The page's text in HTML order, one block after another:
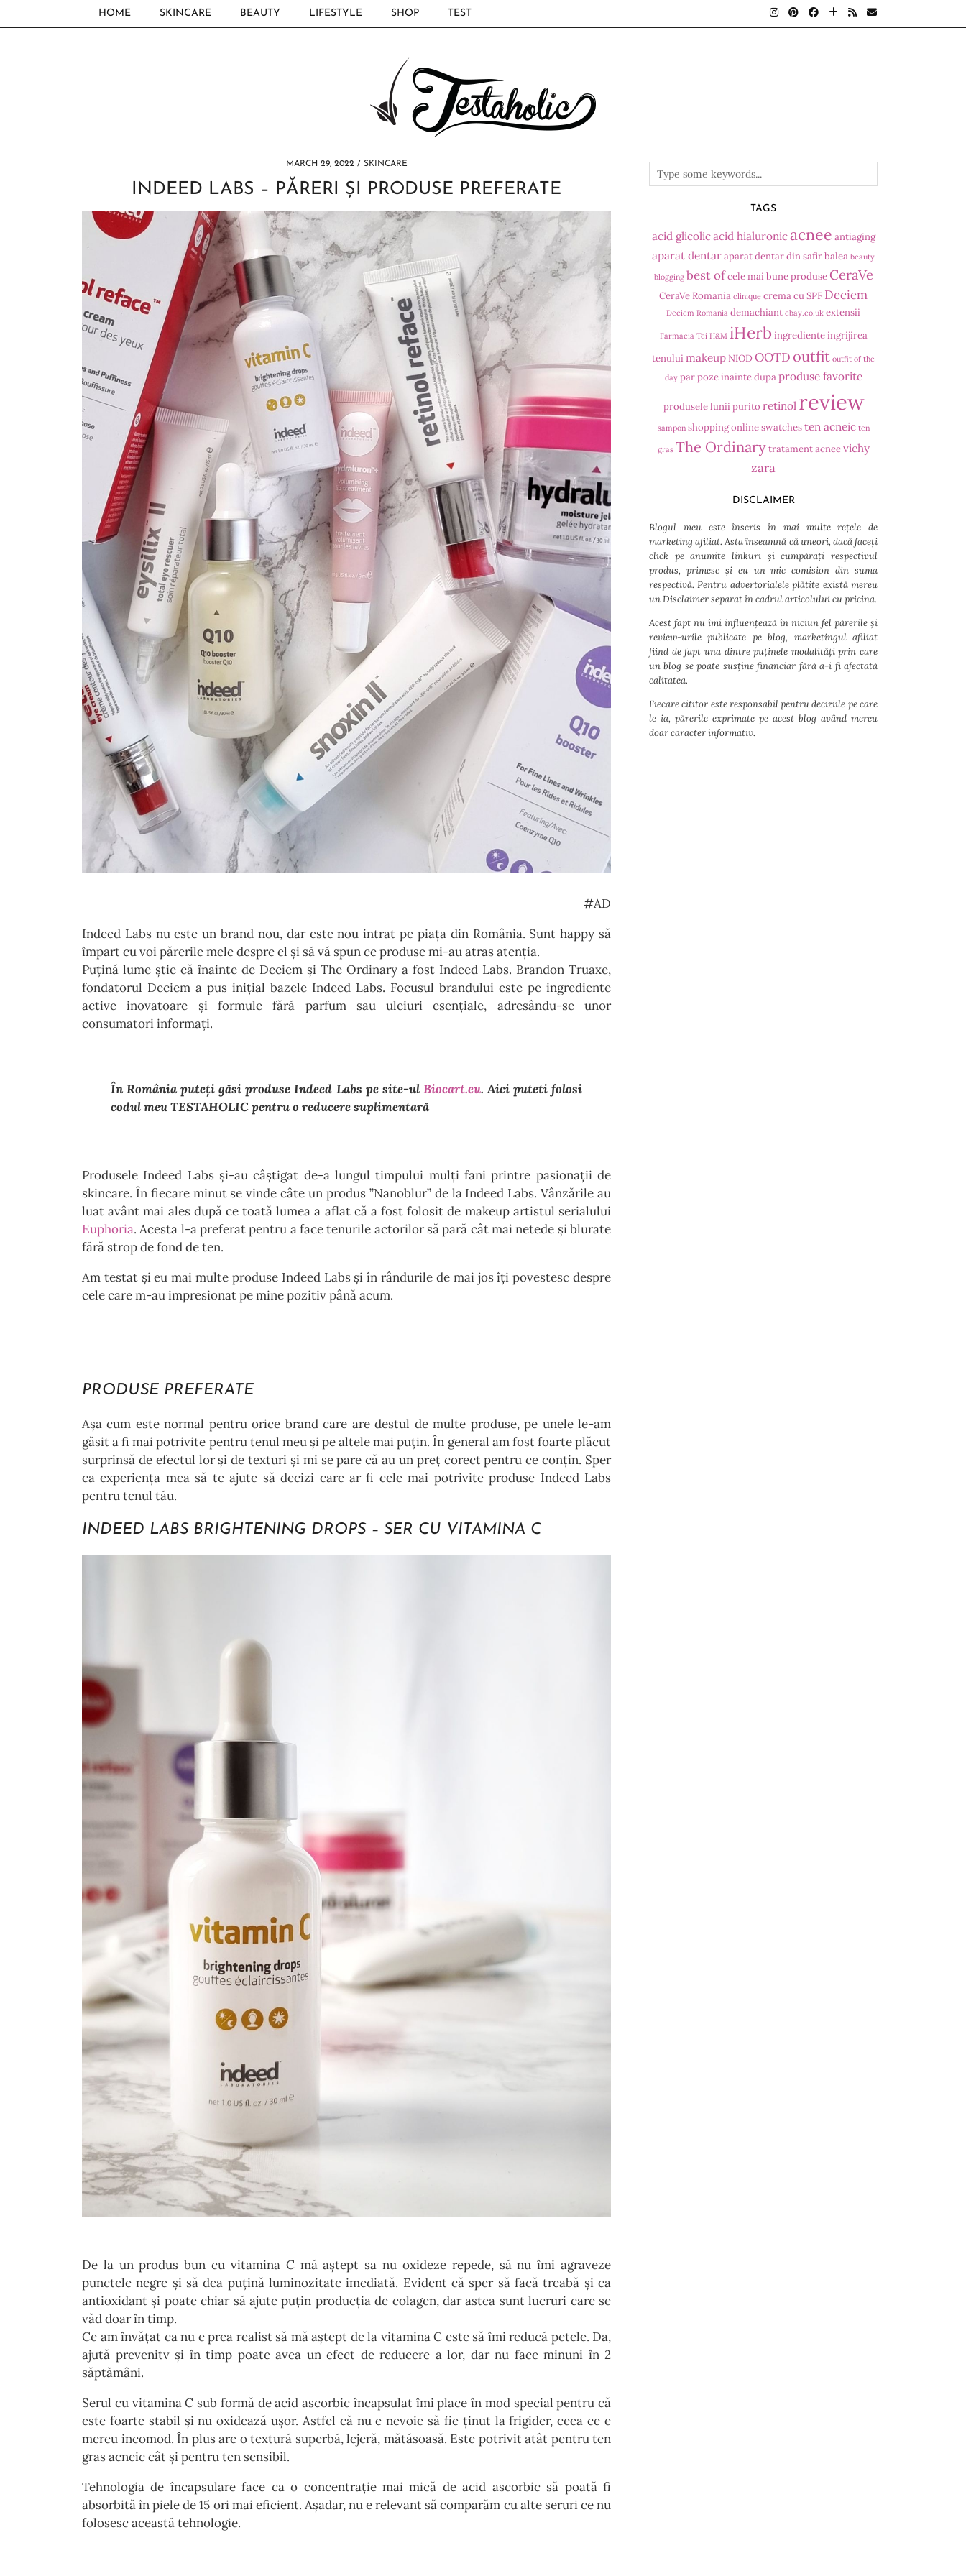
HOME SKINCARE BEAUTY LIFESTYLE SHOP TEST
MARCH 29, 2022 SKINCARE
INDEED LABS – PĂRERI ȘI PRODUSE PREFERATE
#AD
Indeed Labs nu este un brand nou, dar este nou intrat pe piața din România. Sunt happy să
împart cu voi părerile mele despre el și să vă spun ce produse mi-au atras atenția.
Puțină lume știe că înainte de Deciem și The Ordinary a fost Indeed Labs. Brandon Truaxe,
fondatorul Deciem a pus inițial bazele Indeed Labs. Focusul brandului este pe ingrediente
active inovatoare și formule fără parfum sau uleiuri esențiale, adresându-se unor
consumatori informați.
În România puteți găsi produse Indeed Labs pe site-ul Biocart.eu. Aici puteti folosi
codul meu TESTAHOLIC pentru o reducere suplimentară
Produsele Indeed Labs și-au câștigat de-a lungul timpului mulți fani printre pasionații de
skincare. În fiecare minut se vinde câte un produs ”Nanoblur” de la Indeed Labs. Vânzările au
luat avânt mai ales după ce toată lumea a aflat că a fost folosit de makeup artistul serialului
Euphoria. Acesta l-a preferat pentru a face tenurile actorilor să pară cât mai netede și blurate
fără strop de fond de ten.
Am testat și eu mai multe produse Indeed Labs și în rândurile de mai jos îți povestesc despre
cele care m-au impresionat pe mine pozitiv până acum.
PRODUSE PREFERATE
Așa cum este normal pentru orice brand care are destul de multe produse, pe unele le-am
găsit a fi mai potrivite pentru tenul meu și pe altele mai puțin. În general am fost foarte plăcut
surprinsă de efectul lor și de texturi și mi se pare că au un preț corect pentru ce conțin. Sper
ca experiența mea să te ajute să decizi care ar fi cele mai potrivite produse Indeed Labs
pentru tenul tău.
INDEED LABS BRIGHTENING DROPS – SER CU VITAMINA C
De la un produs bun cu vitamina C mă aștept sa nu oxideze repede, să nu îmi agraveze
punctele negre și să dea puțină luminozitate imediată. Evident că sper să facă treabă și ca
antioxidant și poate chiar să ajute puțin producția de colagen, dar astea sunt lucruri care se
văd doar în timp.
Ce am învățat ca nu e prea realist să mă aștept de la vitamina C este să îmi reducă petele. Da,
ajută prevenitv și în timp poate avea un efect de reducere a lor, dar nu face minuni în 2
săptămâni.
Serul cu vitamina C sub formă de acid ascorbic încapsulat îmi place în mod special pentru că
este foarte stabil și nu oxidează ușor. Astfel că nu e nevoie să fie ținut la frigider, ceea ce e
mereu incomod. În plus are o textură superbă, lejeră, mătăsoasă. Este potrivit atât pentru ten
gras acneic cât și pentru ten sensibil.
Tehnologia de încapsulare face ca o concentrație mai mică de acid ascorbic să poată fi
absorbită în piele de 15 ori mai eficient. Așadar, nu e relevant să comparăm cu alte seruri ce nu
folosesc această tehnologie.
TAGS
acid glicolicacid hialuronicacnee antiaging
aparat dentaraparat dentar din safirbalea beauty
blogging best of cele mai bune produse CeraVe
CeraVe Romania clinique crema cu SPF Deciem
Deciem Romania demachiant ebay.co.uk extensii
Farmacia Tei H&M iHerb ingrediente ingrijirea
tenuluimakeup NIODOOTDoutfit outfit of the
day par poze inainte dupa produse favorite
produsele lunii purito retinol review
sampon shopping online swatches ten acneic ten
gras The Ordinary tratament acnee vichy
zara
DISCLAIMER
Blogul meu este înscris în mai multe rețele de
marketing afiliat. Asta înseamnă că uneori, dacă faceți
click pe anumite linkuri și cumpărați respectivul
produs, primesc și eu un mic comision din suma
respectivă. Pentru advertorialele plătite există mereu
un Disclaimer separat în cadrul articolului cu pricina.
Acest fapt nu îmi influențează în niciun fel părerile și
review-urile publicate pe blog, marketingul afiliat
fiind de fapt una dintre puținele modalități prin care
un blog se poate susține financiar fără a-i fi afectată
calitatea.
Fiecare cititor este responsabil pentru deciziile pe care
le ia, părerile exprimate pe acest blog având mereu
doar caracter informativ.